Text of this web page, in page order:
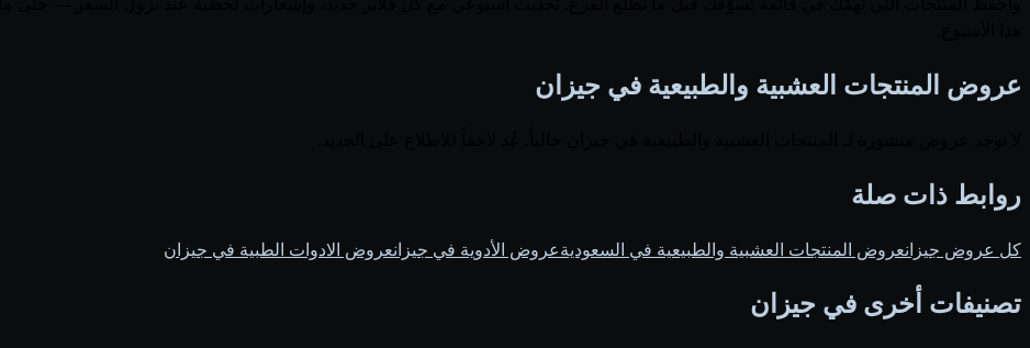
عروض المنتجات العشبية والطبيعية في جيزان
روابط ذات صلة
كل عروض جيزانعروض المنتجات العشبية والطبيعية في السعوديةعروض الأدوية في جيزانعروض الادوات الطبية في جيزان
تصنيفات أخرى في جيزان